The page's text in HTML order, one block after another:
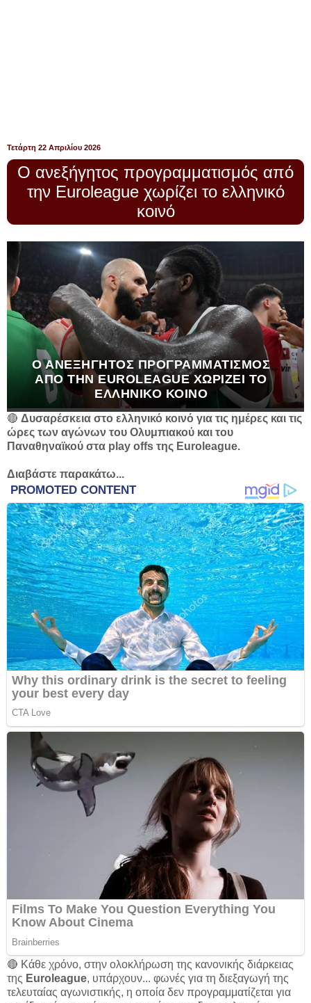
Τετάρτη 22 Απριλίου 2026
Ο ανεξήγητος προγραμματισμός από
την Euroleague χωρίζει το ελληνικό
κοινό
Ο ΑΝΕΞΉΓΗΤΟΣ ΠΡΟΓΡΑΜΜΑΤΙΣΜΌΣ
ΑΠΌ ΤΗΝ EUROLEAGUE ΧΩΡΊΖΕΙ ΤΟ
ΕΛΛΗΝΙΚΌ ΚΟΙΝΌ
🔴 Δυσαρέσκεια στο ελληνικό κοινό για τις ημέρες και τις
ώρες των αγώνων του Ολυμπιακού και του
Παναθηναϊκού στα play offs της Euroleague.
Διαβάστε παρακάτω...
🔴 Κάθε χρόνο, στην ολοκλήρωση της κανονικής διάρκειας
της Euroleague, υπάρχουν... φωνές για τη διεξαγωγή της
τελευταίας αγωνιστικής, η οποία δεν προγραμματίζεται για